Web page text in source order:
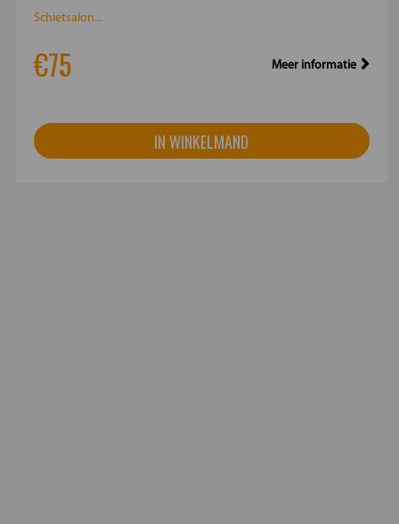
Schietsalon...
€75 Meer informatie
IN WINKELMAND